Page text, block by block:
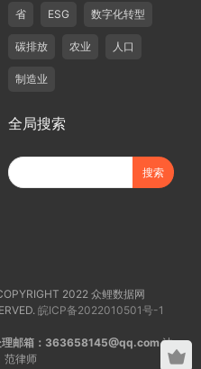
省 ESG 数字化转型
碳排放 农业 人口
制造业
全局搜索
2022 众鲤数据网
皖ICP备2022010501号-1
理邮箱：363658145@qq.com法
范律师